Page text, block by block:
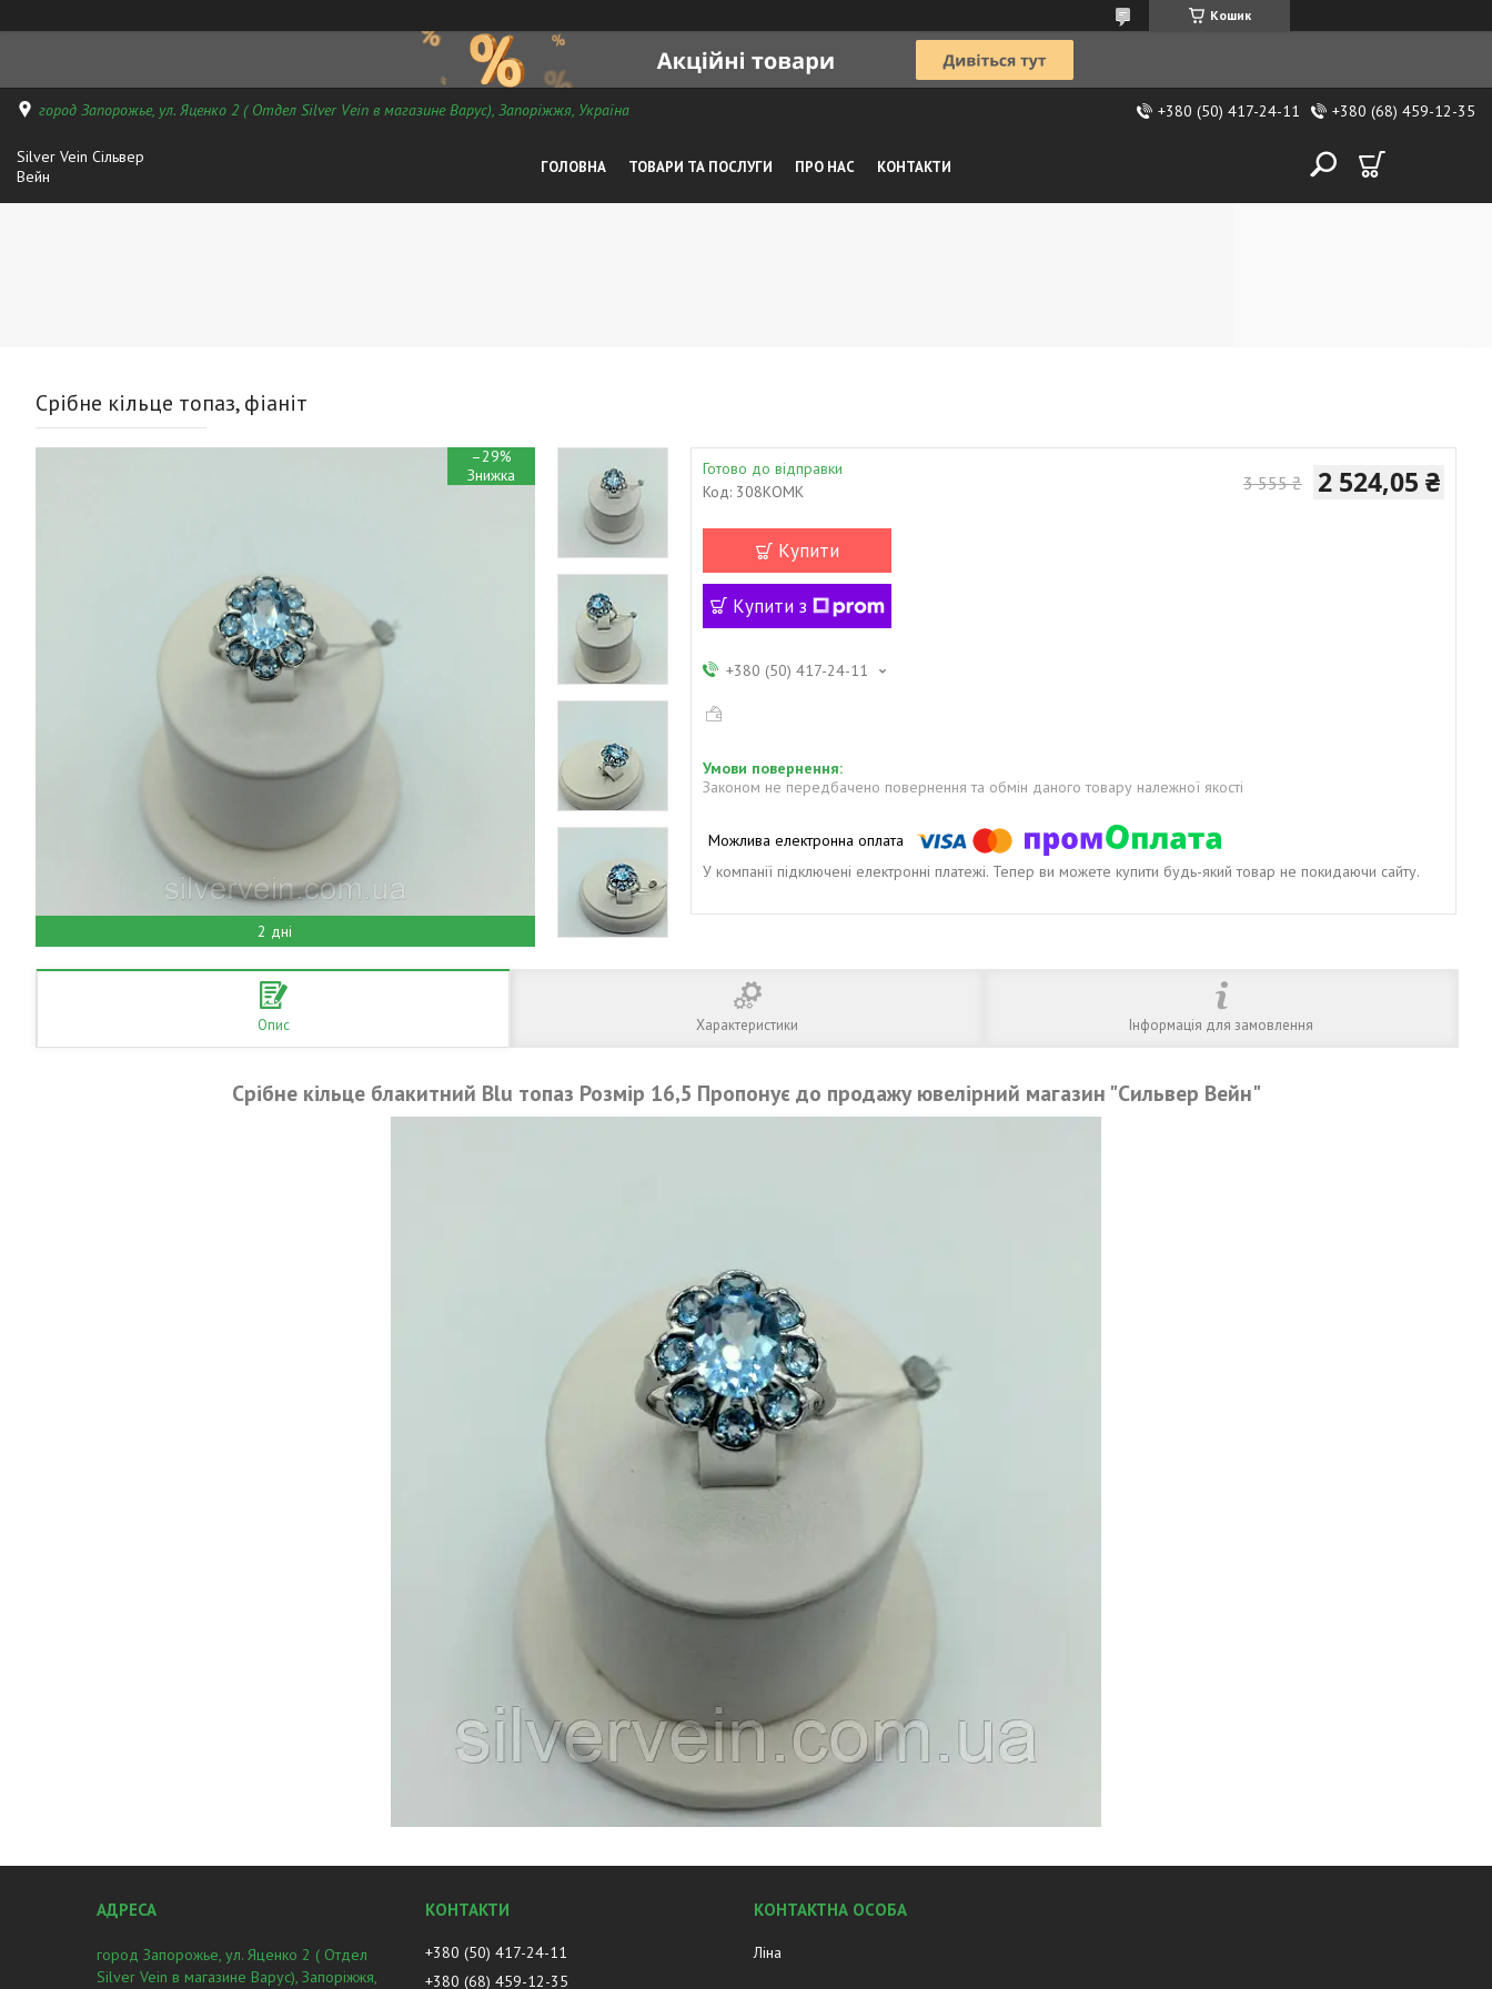
Кошик
город Запорожье, ул. Яценко 2 ( Отдел Silver Vein в магазине Варус), Запоріжжя, Україна +380 (50) 417-24-11 +380 (68) 459-12-35
Silver Vein Сільвер
Вейн
ГОЛОВНА ТОВАРИ ТА ПОСЛУГИ ПРО НАС КОНТАКТИ
Срібне кільце топаз, фіаніт
–29%
2 дні
Готово до відправки
Код: 308КОМК 3 555 ₴ 2 524,05 ₴
Купити
Купити з
+380 (50) 417-24-11
Законом не передбачено повернення та обмін даного товару належної якості
У компанії підключені електронні платежі. Тепер ви можете купити будь-який товар не покидаючи сайту.
Опис Характеристики Інформація для замовлення
Срібне кільце блакитний Blu топаз Розмір 16,5 Пропонує до продажу ювелірний магазин "Сильвер Вейн"
город Запорожье, ул. Яценко 2 ( Отдел
Silver Vein в магазине Варус), Запоріжжя,
+380 (50) 417-24-11
+380 (68) 459-12-35
Ліна